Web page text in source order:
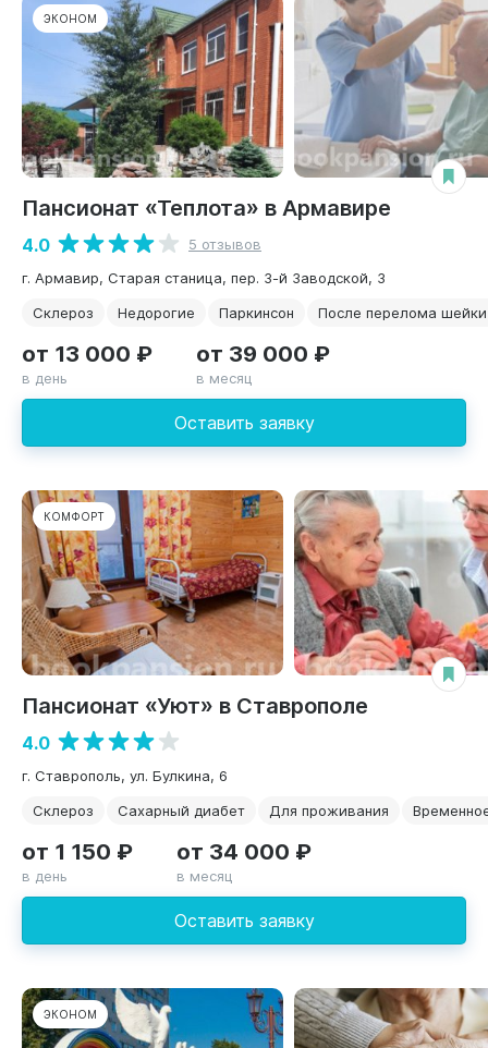
ЭКОНОМ
Пансионат «Теплота» в Армавире
4.0
5 отзывов
г. Армавир, Старая станица, пер. 3-й Заводской, 3
Склероз
Недорогие Паркинсон После перелома
Оставить заявку
от 13 000 ₽
в день
от 39 000 ₽
в месяц
КОМФОРТ
Пансионат «Уют» в Ставрополе
4.0
г. Ставрополь, ул. Булкина, 6
Склероз
Сахарный диабет Для проживания
Оставить заявку
от 1 150 ₽
в день
от 34 000 ₽
в месяц
ЭКОНОМ